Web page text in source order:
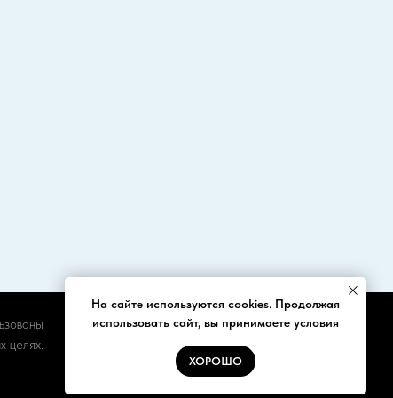
целях.
На сайте используются cookies. Продолжая
использовать сайт, вы принимаете условия
ХОРОШО